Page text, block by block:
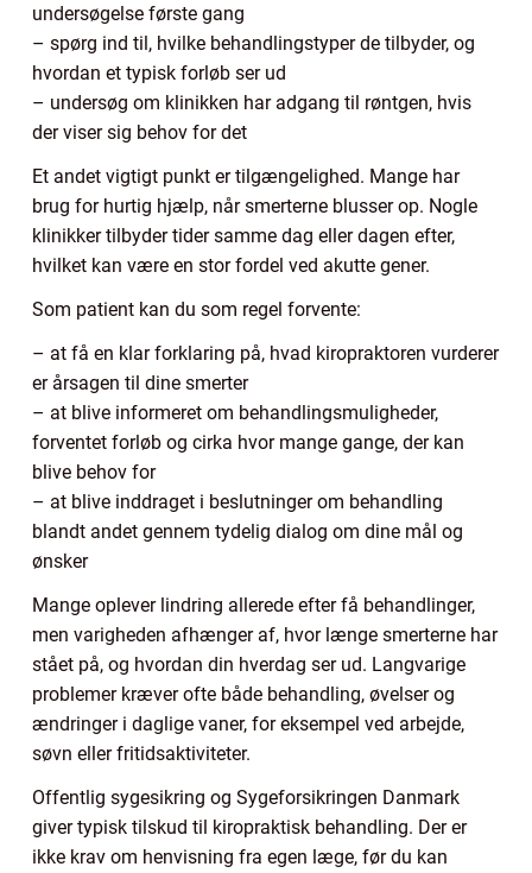
undersøgelse første gang
– spørg ind til, hvilke behandlingstyper de tilbyder, og
hvordan et typisk forløb ser ud
– undersøg om klinikken har adgang til røntgen, hvis
der viser sig behov for det
Et andet vigtigt punkt er tilgængelighed. Mange har
brug for hurtig hjælp, når smerterne blusser op. Nogle
klinikker tilbyder tider samme dag eller dagen efter,
hvilket kan være en stor fordel ved akutte gener.
Som patient kan du som regel forvente:
– at få en klar forklaring på, hvad kiropraktoren vurderer
er årsagen til dine smerter
– at blive informeret om behandlingsmuligheder,
forventet forløb og cirka hvor mange gange, der kan
blive behov for
– at blive inddraget i beslutninger om behandling
blandt andet gennem tydelig dialog om dine mål og
ønsker
Mange oplever lindring allerede efter få behandlinger,
men varigheden afhænger af, hvor længe smerterne har
stået på, og hvordan din hverdag ser ud. Langvarige
problemer kræver ofte både behandling, øvelser og
ændringer i daglige vaner, for eksempel ved arbejde,
søvn eller fritidsaktiviteter.
Offentlig sygesikring og Sygeforsikringen Danmark
giver typisk tilskud til kiropraktisk behandling. Der er
ikke krav om henvisning fra egen læge, før du kan